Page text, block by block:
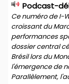
Podcast-
Ce numéro de I-
croissant du
performances
dossier central
Brésil lors du
l'émergence de
Parallèlement,